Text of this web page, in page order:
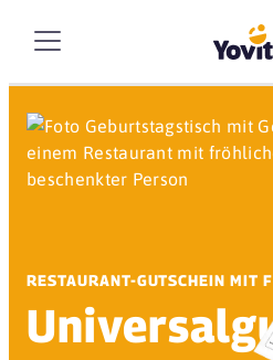
RESTAURANT-GUTSCHEIN MIT